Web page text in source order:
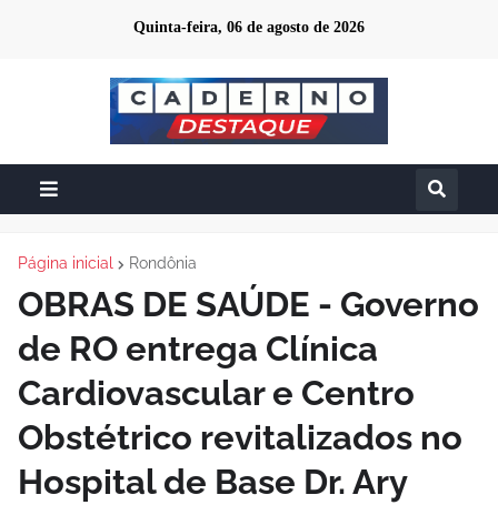
Quinta-feira, 06 de agosto de 2026
Página inicial Rondônia
OBRAS DE SAÚDE - Governo
de RO entrega Clínica
Cardiovascular e Centro
Obstétrico revitalizados no
Hospital de Base Dr. Ary